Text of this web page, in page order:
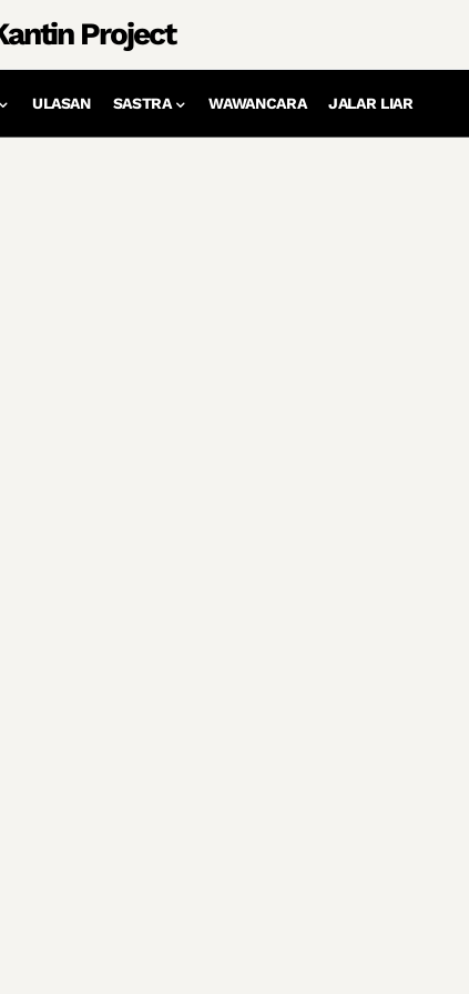
Project
ULASAN SASTRA WAWANCARA JALAR LIAR